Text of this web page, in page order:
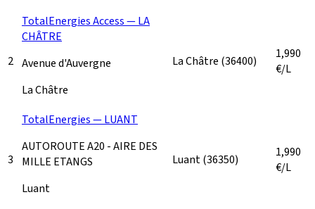
2
TotalEnergies Access — LA
CHÂTRE
Avenue d'Auvergne
La Châtre
La Châtre (36400)
1,990
€/L
3
TotalEnergies — LUANT
AUTOROUTE A20 - AIRE DES
MILLE ETANGS
Luant
Luant(36350)
1,990
€/L